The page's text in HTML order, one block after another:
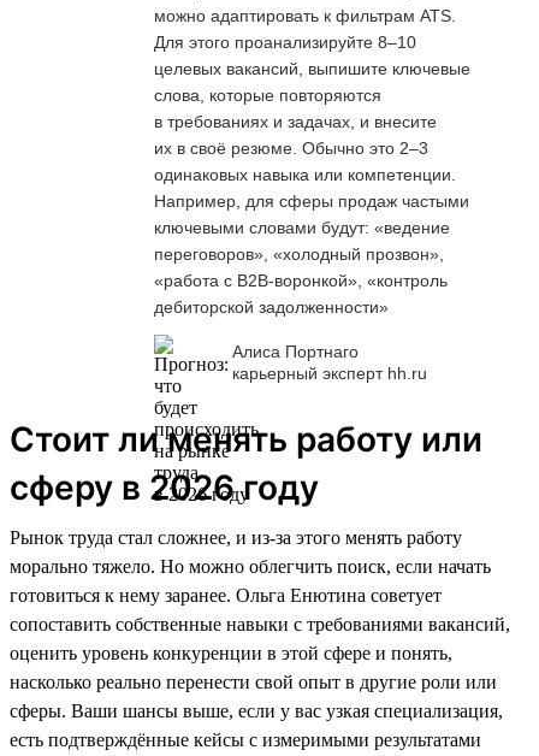
можно адаптировать к фильтрам ATS.
Для этого проанализируйте 8–10
целевых вакансий, выпишите ключевые
слова, которые повторяются
в требованиях и задачах, и внесите
их в своё резюме. Обычно это 2–3
одинаковых навыка или компетенции.
Например, для сферы продаж частыми
ключевыми словами будут: «ведение
переговоров», «холодный прозвон»,
«работа с B2B-воронкой», «контроль
дебиторской задолженности»
Алиса Портнаго
карьерный эксперт hh.ru
Стоит ли менять работу или
сферу в 2026 году
Рынок труда стал сложнее, и из-за этого менять работу
морально тяжело. Но можно облегчить поиск, если начать
готовиться к нему заранее. Ольга Енютина советует
сопоставить собственные навыки с требованиями вакансий,
оценить уровень конкуренции в этой сфере и понять,
насколько реально перенести свой опыт в другие роли или
сферы. Ваши шансы выше, если у вас узкая специализация,
есть подтверждённые кейсы с измеримыми результатами